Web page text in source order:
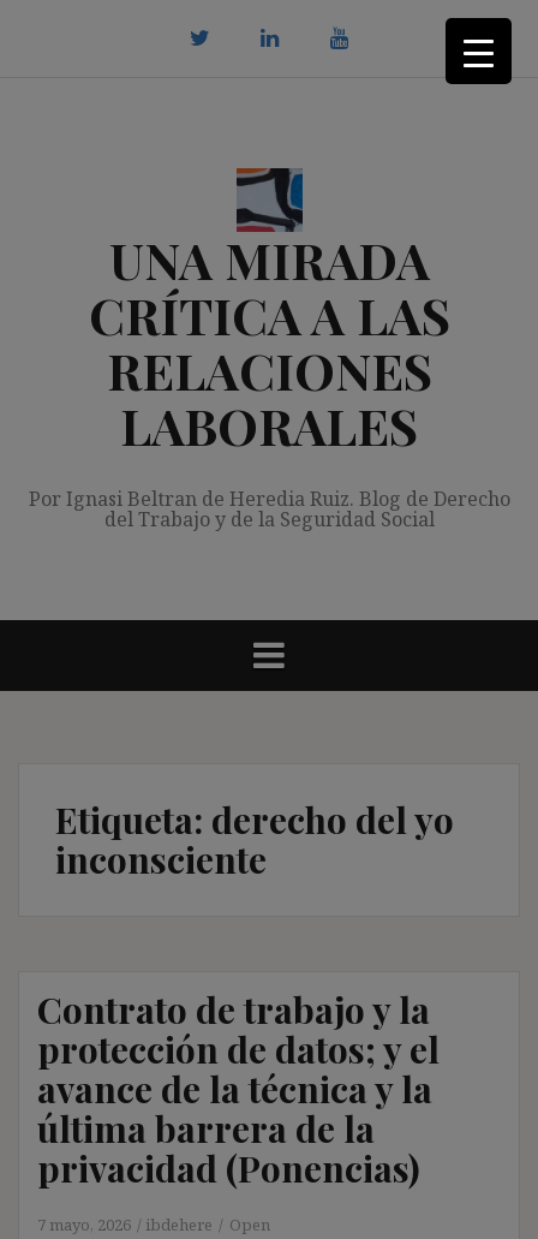
UNA MIRADA
CRÍTICA A LAS
RELACIONES
LABORALES
Por Ignasi Beltran de Heredia Ruiz. Blog de Derecho
del Trabajo y de la Seguridad Social
Etiqueta: derecho del yo
inconsciente
Contrato de trabajo y la
protección de datos; y el
avance de la técnica y la
última barrera de la
privacidad (Ponencias)
7 mayo, 2026 ibdehere Open